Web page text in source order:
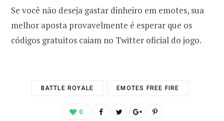
Se você não deseja gastar dinheiro em emotes, sua
melhor aposta provavelmente é esperar que os
códigos gratuitos caiam no Twitter oficial do jogo.
BATTLE ROYALE EMOTES FREE FIRE
0